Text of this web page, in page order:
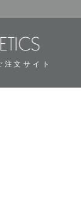
文サイト